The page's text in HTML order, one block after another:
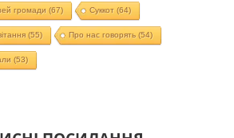
громади (67) Суккот (64)
(55) Про нас говорять(54)
(53)